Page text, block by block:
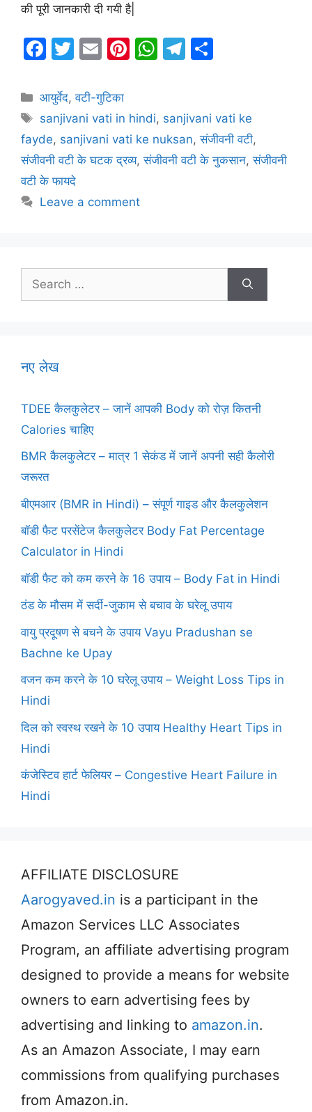
की पूरी जानकारी दी गयी है|
F
c
e
b
o
o
k
T
itt
er
E
ai
l
Pi
e
st
W
s
A
p
T
gr
a
m
e
Categories
आयुर्वेद,वटी-गुटिका
Tags
sanjivani vati in hindi, sanjivani vati ke
fayde, sanjivani vati ke nuksan,संजीवनी वटी,
संजीवनी वटी के घटक द्रव्य,संजीवनी वटी के नुकसान,संजीवनी
वटी के फायदे
Leave a comment
Search
for:
नए लेख
TDEE कैलकुलेटर – जानें आपकी Body को रोज़ कितनी
Calories चाहिए
BMR कैलकुलेटर – मात्र 1 सेकंड में जानें अपनी सही कैलोरी
जरूरत
बीएमआर (BMR in Hindi) – संपूर्ण गाइड और कैलकुलेशन
बॉडी फैट परसेंटेज कैलकुलेटर Body Fat Percentage
Calculator in Hindi
बॉडी फैट को कम करने के 16 उपाय – Body Fat in Hindi
ठंड के मौसम में सर्दी-जुकाम से बचाव के घरेलू उपाय
वायु प्रदूषण से बचने के उपाय Vayu Pradushan se
Bachne ke Upay
वजन कम करने के 10 घरेलू उपाय – Weight Loss Tips in
Hindi
दिल को स्वस्थ रखने के 10 उपाय Healthy Heart Tips in
Hindi
कंजेस्टिव हार्ट फेलियर – Congestive Heart Failure in
Hindi
AFFILIATE DISCLOSURE
Aarogyaved.in is a participant in the
Amazon Services LLC Associates
Program, an affiliate advertising program
designed to provide a means for website
owners to earn advertising fees by
advertising and linking to amazon.in.
As an Amazon Associate, I may earn
commissions from qualifying purchases
from Amazon.in.